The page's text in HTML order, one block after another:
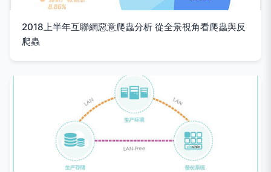
2018上半年互聯網惡意爬蟲分析 從全景視角看爬蟲與反
爬蟲